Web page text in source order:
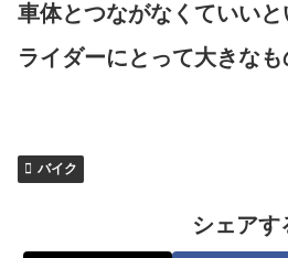
車体とつながなくていいと
ライダーにとって大きなも
バイク
シェアす